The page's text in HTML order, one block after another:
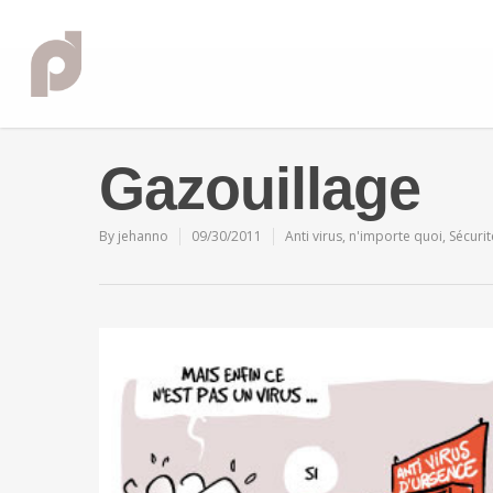
Gazouillage
By jehanno 09/30/2011 Anti virus, n'importe quoi,